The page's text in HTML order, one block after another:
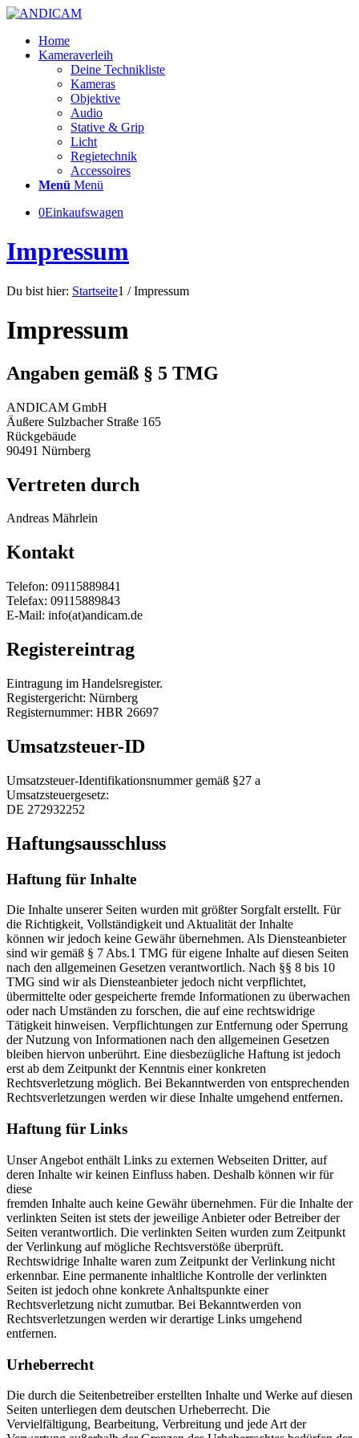
Home
Kameraverleih
Deine Technikliste
Kameras
Objektive
Audio
Stative & Grip
Licht
Regietechnik
Accessoires
Menü Menü
0Einkaufswagen
Impressum
Du bist hier: Startseite1 / Impressum
Impressum
Angaben gemäß § 5 TMG
ANDICAM GmbH
Äußere Sulzbacher Straße 165
Rückgebäude
90491 Nürnberg
Vertreten durch
Andreas Mährlein
Kontakt
Telefon: 09115889841
Telefax: 09115889843
E-Mail: info(at)andicam.de
Registereintrag
Eintragung im Handelsregister.
Registergericht: Nürnberg
Registernummer: HBR 26697
Umsatzsteuer-ID
Umsatzsteuer-Identifikationsnummer gemäß §27 a
Umsatzsteuergesetz:
DE 272932252
Haftungsausschluss
Haftung für Inhalte
Die Inhalte unserer Seiten wurden mit größter Sorgfalt erstellt. Für
die Richtigkeit, Vollständigkeit und Aktualität der Inhalte
können wir jedoch keine Gewähr übernehmen. Als Diensteanbieter
sind wir gemäß § 7 Abs.1 TMG für eigene Inhalte auf diesen Seiten
nach den allgemeinen Gesetzen verantwortlich. Nach §§ 8 bis 10
TMG sind wir als Diensteanbieter jedoch nicht verpflichtet,
übermittelte oder gespeicherte fremde Informationen zu überwachen
oder nach Umständen zu forschen, die auf eine rechtswidrige
Tätigkeit hinweisen. Verpflichtungen zur Entfernung oder Sperrung
der Nutzung von Informationen nach den allgemeinen Gesetzen
bleiben hiervon unberührt. Eine diesbezügliche Haftung ist jedoch
erst ab dem Zeitpunkt der Kenntnis einer konkreten
Rechtsverletzung möglich. Bei Bekanntwerden von entsprechenden
Rechtsverletzungen werden wir diese Inhalte umgehend entfernen.
Haftung für Links
Unser Angebot enthält Links zu externen Webseiten Dritter, auf
deren Inhalte wir keinen Einfluss haben. Deshalb können wir für
diese
fremden Inhalte auch keine Gewähr übernehmen. Für die Inhalte der
verlinkten Seiten ist stets der jeweilige Anbieter oder Betreiber der
Seiten verantwortlich. Die verlinkten Seiten wurden zum Zeitpunkt
der Verlinkung auf mögliche Rechtsverstöße überprüft.
Rechtswidrige Inhalte waren zum Zeitpunkt der Verlinkung nicht
erkennbar. Eine permanente inhaltliche Kontrolle der verlinkten
Seiten ist jedoch ohne konkrete Anhaltspunkte einer
Rechtsverletzung nicht zumutbar. Bei Bekanntwerden von
Rechtsverletzungen werden wir derartige Links umgehend
entfernen.
Urheberrecht
Die durch die Seitenbetreiber erstellten Inhalte und Werke auf diesen
Seiten unterliegen dem deutschen Urheberrecht. Die
Vervielfältigung, Bearbeitung, Verbreitung und jede Art der